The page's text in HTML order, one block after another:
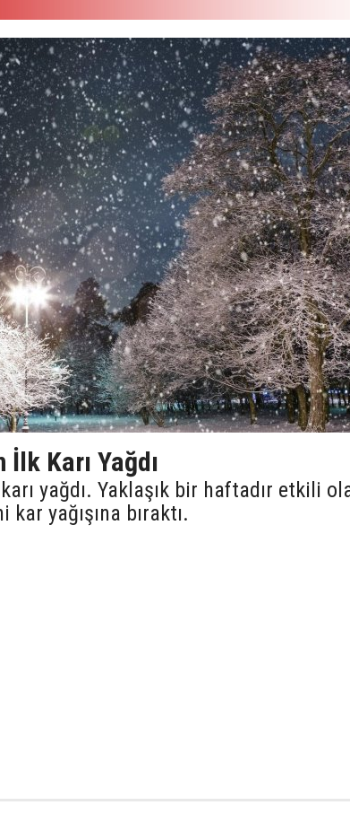
Karı Yağdı
yağdı. Yaklaşık bir haftadır etkili
yağışına bıraktı.